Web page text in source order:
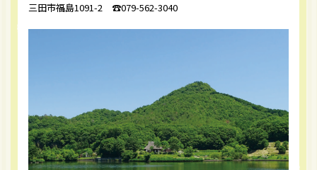
三田市福島1091-2 ☎︎079-562-3040